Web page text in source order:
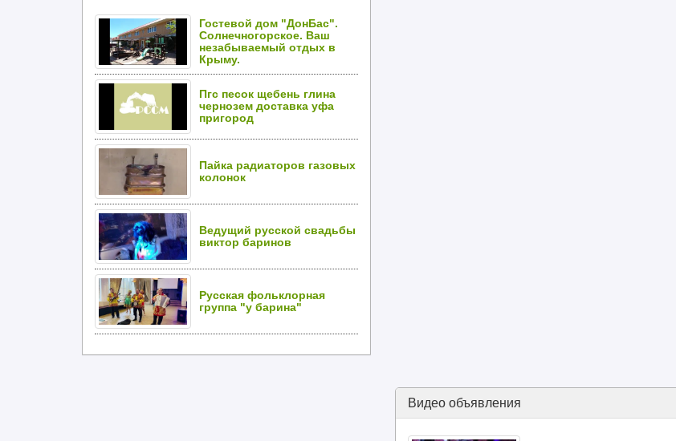
Гостевой дом "ДонБас".
Солнечногорское. Ваш
незабываемый отдых в
Крыму.
Пгс песок щебень глина
чернозем доставка уфа
пригород
Пайка радиаторов газовых
колонок
Ведущий русской свадьбы
виктор баринов
Русская фольклорная
группа "у барина"
Видео объявления